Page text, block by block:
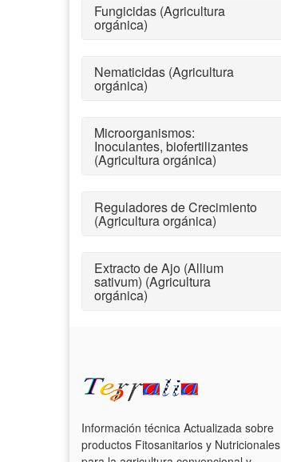
Fungicidas (Agricultura
orgánica)
Nematicidas (Agricultura
orgánica)
Microorganismos:
Inoculantes, biofertilizantes
(Agricultura orgánica)
Reguladores de Crecimiento
(Agricultura orgánica)
Extracto de Ajo (Allium
sativum) (Agricultura
orgánica)
Información técnica Actualizada sobre
productos Fitosanitarios y Nutricionales